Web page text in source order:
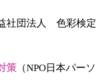
社団法人 色彩検定
策 （NPO日本パーソ